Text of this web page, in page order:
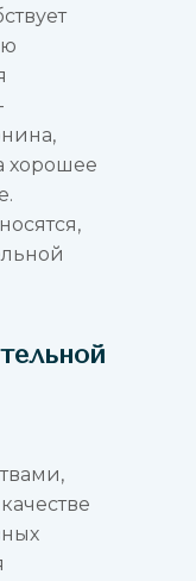
хорошее